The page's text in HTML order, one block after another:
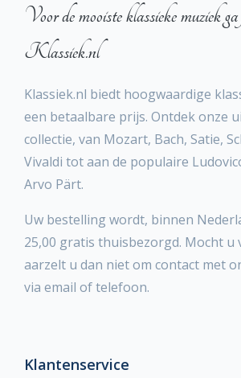
Voor de mooiste klassieke muziek
Klassiek.nl
Klassiek.nl biedt hoogwaardige
een betaalbare prijs. Ontdek onze
collectie, van Mozart, Bach, Satie,
Vivaldi tot aan de populaire
Arvo Pärt.
Uw bestelling wordt, binnen
25,00 gratis thuisbezorgd. Mocht u
aarzelt u dan niet om contact met
via email of telefoon.
Klantenservice